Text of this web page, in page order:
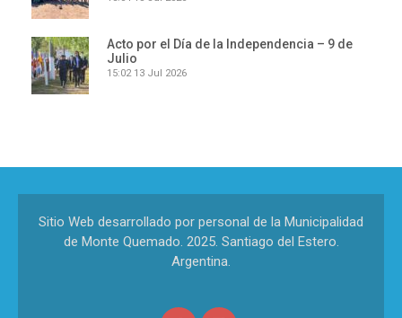
Acto por el Día de la Independencia – 9 de
Julio
15:02 13 Jul 2026
Sitio Web desarrollado por personal de la Municipalidad
de Monte Quemado. 2025. Santiago del Estero.
Argentina.